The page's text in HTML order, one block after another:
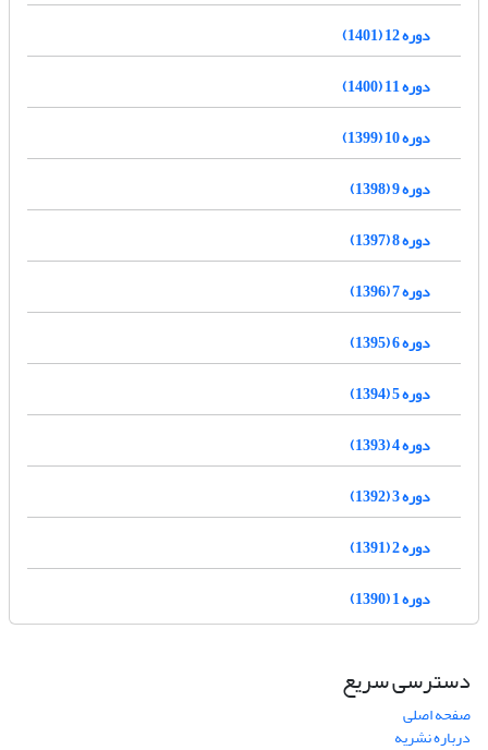
دوره 12 (1401)
دوره 11 (1400)
دوره 10 (1399)
دوره 9 (1398)
دوره 8 (1397)
دوره 7 (1396)
دوره 6 (1395)
دوره 5 (1394)
دوره 4 (1393)
دوره 3 (1392)
دوره 2 (1391)
دوره 1 (1390)
دسترسی سریع
صفحه اصلی
درباره نشریه